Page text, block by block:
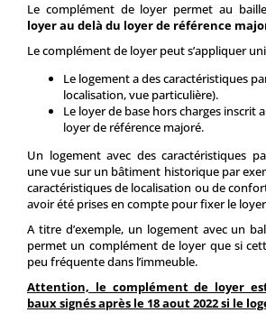
Le complément de loyer permet au
loyer au delà du loyer de référence
Le complément de loyer peut s’appliquer
Le logement a des caractéristiques
localisation, vue particulière).
Le loyer de base hors charges inscrit
loyer de référence majoré.
Un logement avec des caractéristiques
une vue sur un bâtiment historique par
caractéristiques de localisation ou de
avoir été prises en compte pour fixer le
A titre d’exemple, un logement avec un
permet un complément de loyer que si
peu fréquente dans l’immeuble.
Attention, le complément de loyer
baux signés après le 18 aout 2022 si le